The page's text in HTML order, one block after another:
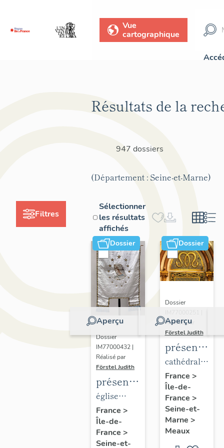
Vue
cartographique
Filtres
Résultats de la
947 dossiers
(Département : Seine-et-Marne)
Sélectionner
les résultats
affichés
Dossier
Aperçu
Dossier
IM77000432 |
Réalisé par
Förstel Judith
présentation
du
mobilier
de
l'église
église
paroissiale
Notre-
Dame du
France >
Île-de-
France >
Seine-et-
Dossier
Aperçu
Dossier
Réalisé par
Förstel Judith
du
mobilier
de la
cathédrale
de
Meaux
cathédrale
Saint-
Etienne
France >
Île-de-
France >
Seine-et-
Marne >
Meaux